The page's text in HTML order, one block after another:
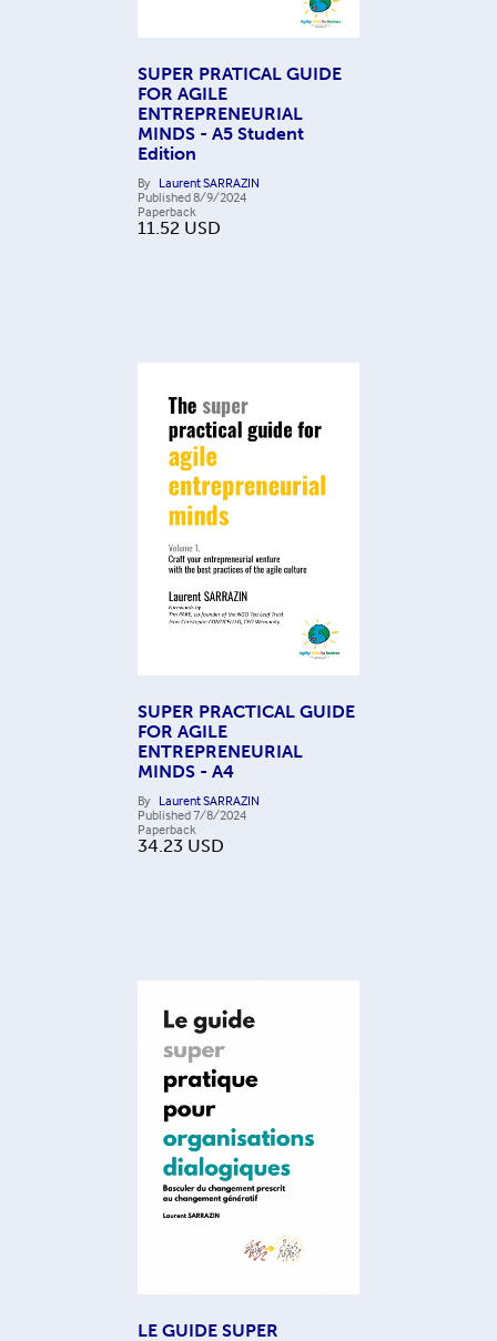
SUPER PRATICAL GUIDE
FOR AGILE
ENTREPRENEURIAL
MINDS - A5 Student
Edition
By Laurent SARRAZIN
Published8/9/2024
Paperback
11.52 USD
SUPER PRACTICAL GUIDE
FOR AGILE
ENTREPRENEURIAL
MINDS - A4
By Laurent SARRAZIN
Published7/8/2024
Paperback
34.23 USD
LE GUIDE SUPER